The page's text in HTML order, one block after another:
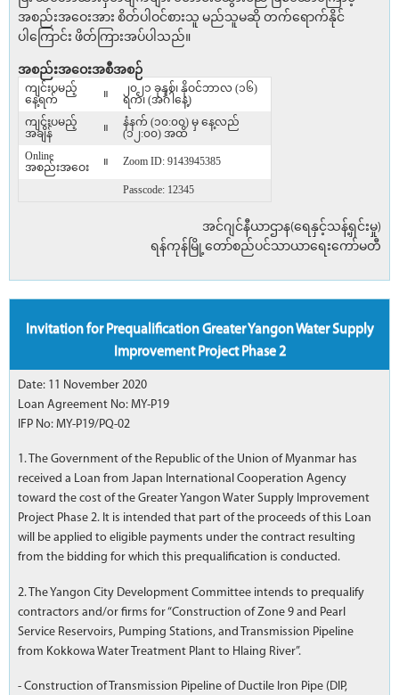
အစည်းအဝေးအား စိတ်ပါဝင်စားသူ မည်သူမဆို တက်ရောက်နိုင်
ပါ‌ကြောင်း ဖိတ်ကြားအပ်ပါသည်။
အစည်းအဝေးအစီအစဉ်
ကျင်းပမည့်
နေ့ရက်
။
၂၀၂၁ ခုနှစ်၊ နိုဝင်ဘာလ (၁၆)
ရက်၊ (အင်္ဂါနေ့)
ကျင်းပမည့်
အချိန်
။
နံနက် (၁၀:၀၀) မှ နေ့လည်
(၁၂:၀၀) အထိ
Online
အစည်းအဝေး
။ Zoom ID: 9143945385
Passcode: 12345
အင်ဂျင်နီယာဌာန(ရေနှင့်သန့်ရှင်းမှု)
ရန်ကုန်မြို့တော်စည်ပင်သာယာရေးကော်မတီ
Invitation for Prequalification Greater Yangon Water Supply
Improvement Project Phase 2
Date: 11 November 2020
Loan Agreement No: MY-P19
IFP No: MY-P19/PQ-02
1. The Government of the Republic of the Union of Myanmar has
received a Loan from Japan International Cooperation Agency
toward the cost of the Greater Yangon Water Supply Improvement
Project Phase 2. It is intended that part of the proceeds of this Loan
will be applied to eligible payments under the contract resulting
from the bidding for which this prequalification is conducted.
2. The Yangon City Development Committee intends to prequalify
contractors and/or firms for “Construction of Zone 9 and Pearl
Service Reservoirs, Pumping Stations, and Transmission Pipeline
from Kokkowa Water Treatment Plant to Hlaing River”.
- Construction of Transmission Pipeline of Ductile Iron Pipe (DIP,